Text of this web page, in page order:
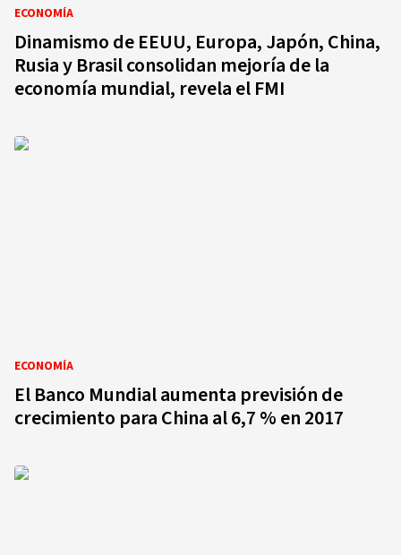
ECONOMÍA
Dinamismo de EEUU, Europa, Japón, China,
Rusia y Brasil consolidan mejoría de la
economía mundial, revela el FMI
ECONOMÍA
El Banco Mundial aumenta previsión de
crecimiento para China al 6,7 % en 2017